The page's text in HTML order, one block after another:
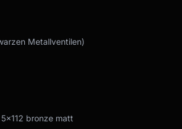
Metallventilen)
bronze matt